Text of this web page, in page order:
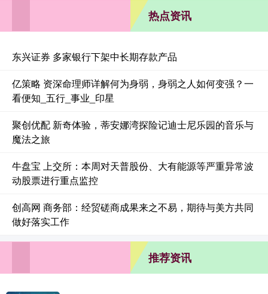
热点资讯
东兴证券 多家银行下架中长期存款产品
亿策略 资深命理师详解何为身弱，身弱之人如何变强？一
看便知_五行_事业_印星
聚创优配 新奇体验，蒂安娜湾探险记迪士尼乐园的音乐与
魔法之旅
牛盘宝 上交所：本周对天普股份、大有能源等严重异常波
动股票进行重点监控
创高网 商务部：经贸磋商成果来之不易，期待与美方共同
做好落实工作
推荐资讯